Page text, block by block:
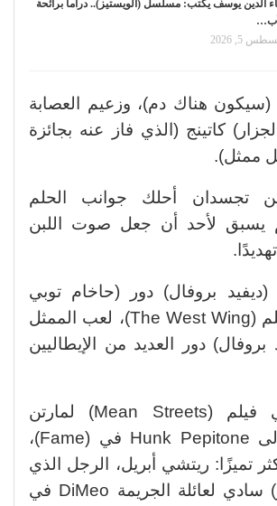
الدين يوسف يكتب: مسلسل (الويستيز).. دراما برائحة
5, 2026
هناك دم)، وزعيم العصابة
كاتينج (الذي فاز عنه بجائزة
ممثل).
تجسدان أحلك جوانب الحلم
يسبق لأحد أن جعل صوت اللبن
بروفال) دور (حاخام توبي
زيجلر)، في فيلم (The West Wing)، لعب الممثل
بروفال) دور العديد من الإيطاليين
من توني في فيلم (Mean Streets) لمارتن
سكورسيزي إلى Hunk Pepitone في (Fame)،
تميزًا: ريتشي أبريل، الرجل الذي
لا يرحم، (كابو) سادي لعائلة الجريمة DiMeo في